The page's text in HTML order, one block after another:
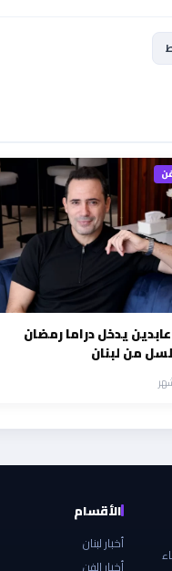
يدخل دراما رمضان
من لبنان
الأقسام
أخبار لبنان